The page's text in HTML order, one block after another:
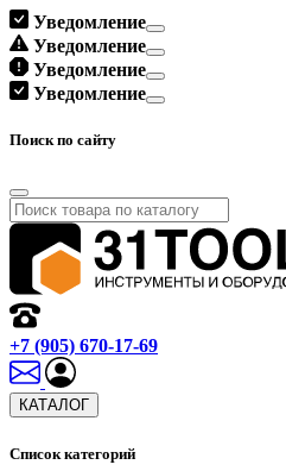
Уведомление
Уведомление
Уведомление
Уведомление
Поиск по сайту
+7 (905) 670-17-69
КАТАЛОГ
Список категорий